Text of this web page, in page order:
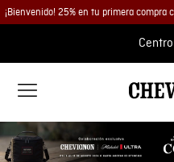
¡Bienvenido! 25% en tu primera compra